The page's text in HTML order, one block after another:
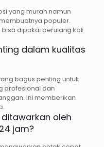
yang murah namun
populer.
dipakai berulang kali
dalam kualitas
bagus penting untuk
profesional dan
Ini memberikan
oleh
jam?